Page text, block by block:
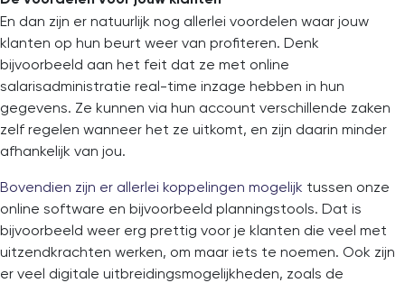
En dan zijn er natuurlijk nog allerlei voordelen waar jouw
klanten op hun beurt weer van profiteren. Denk
bijvoorbeeld aan het feit dat ze met online
salarisadministratie real-time inzage hebben in hun
gegevens. Ze kunnen via hun account verschillende zaken
zelf regelen wanneer het ze uitkomt, en zijn daarin minder
afhankelijk van jou.
Bovendien zijn er allerlei koppelingen mogelijk tussen onze
online software en bijvoorbeeld planningstools. Dat is
bijvoorbeeld weer erg prettig voor je klanten die veel met
uitzendkrachten werken, om maar iets te noemen. Ook zijn
er veel digitale uitbreidingsmogelijkheden, zoals de